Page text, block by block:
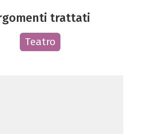
trattati
Teatro